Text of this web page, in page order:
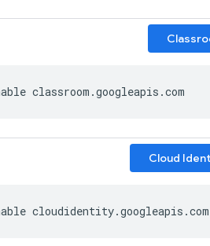
classroom .googleapis .com
cloudidentity.googleapis .com